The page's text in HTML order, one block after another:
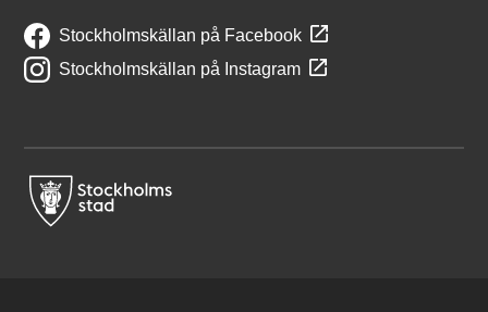
Stockholmskällan på Facebook
Stockholmskällan på Instagram